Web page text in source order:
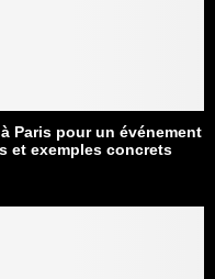
Paris pour un événement
et exemples concrets